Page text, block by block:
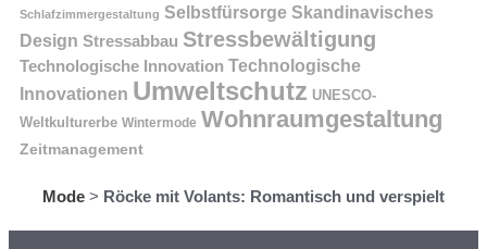
Schlafzimmergestaltung Selbstfürsorge Skandinavisches
Design Stressabbau Stressbewältigung
Technologische Innovation Technologische
Innovationen Umweltschutz UNESCO-
Weltkulturerbe Wintermode Wohnraumgestaltung
Zeitmanagement
Mode > Röcke mit Volants: Romantisch und verspielt